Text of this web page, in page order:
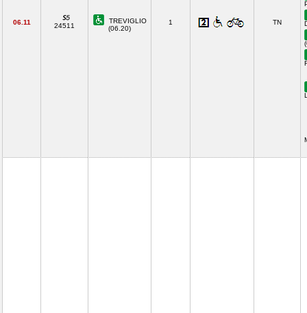
06.11 24511
TREVIGLIO
(06.20)
1 TN